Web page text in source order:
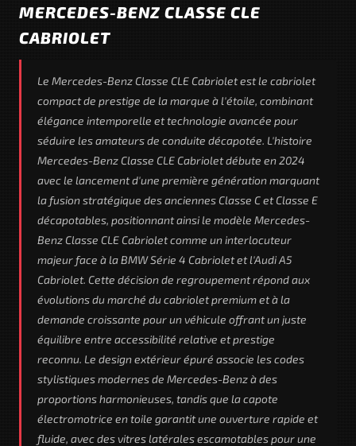
MERCEDES-BENZ CLASSE CLE
CABRIOLET
Le Mercedes-Benz Classe CLE Cabriolet est le cabriolet
compact de prestige de la marque à l'étoile, combinant
élégance intemporelle et technologie avancée pour
séduire les amateurs de conduite décapotée. L'histoire
Mercedes-Benz Classe CLE Cabriolet débute en 2024
avec le lancement d'une première génération marquant
la fusion stratégique des anciennes Classe C et Classe E
décapotables, positionnant ainsi le modèle Mercedes-
Benz Classe CLE Cabriolet comme un interlocuteur
majeur face à la BMW Série 4 Cabriolet et l'Audi A5
Cabriolet. Cette décision de regroupement répond aux
évolutions du marché du cabriolet premium et à la
demande croissante pour un véhicule offrant un juste
équilibre entre accessibilité relative et prestige
reconnu. Le design extérieur épuré associe les codes
stylistiques modernes de Mercedes-Benz à des
proportions harmonieuses, tandis que la capote
électromotrice en toile garantit une ouverture rapide et
fluide, avec des vitres latérales escamotables pour une